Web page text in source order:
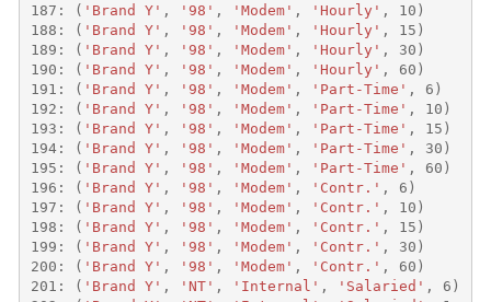
187 : ( 'Brand Y' , '98' , 'Modem' , 'Hourly' , 10 )
188 : ( 'Brand Y' , '98' , 'Modem' , 'Hourly' , 15 )
189 : ( 'Brand Y' , '98' , 'Modem' , 'Hourly' , 30 )
190 : ( 'Brand Y' , '98' , 'Modem' , 'Hourly' , 60 )
191 : ( 'Brand Y' , '98' , 'Modem' , 'Part-Time' , 6 )
192 : ( 'Brand Y' , '98' , 'Modem' , 'Part-Time' , 10 )
193 : ( 'Brand Y' , '98' , 'Modem' , 'Part-Time' , 15 )
194: ( 'Brand Y' , '98' , 'Modem' , 'Part-Time' , 30 )
195 : ( 'Brand Y' , '98' , 'Modem' , 'Part-Time' , 60 )
196 : ( 'Brand Y' , '98' , 'Modem' , 'Contr.' , 6 )
197 : ( 'Brand Y' , '98' , 'Modem' , 'Contr.' , 10 )
198 : ( 'Brand Y' , '98' , 'Modem' , 'Contr.' , 15 )
199 : ( 'Brand Y' , '98' , 'Modem' , 'Contr.' , 30 )
200 : ( 'Brand Y' , '98' , 'Modem' , 'Contr.' , 60 )
201 : ( 'Brand Y' , 'NT' , 'Internal' , 'Salaried' , 6 )